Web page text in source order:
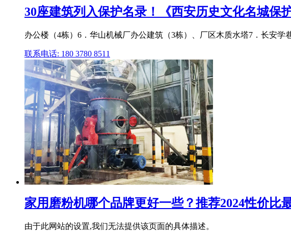
30座建筑列入保护名录！《西安历史文化名城保
办公楼（4栋）6．华山机械厂办公建筑（3栋）、厂区木质水塔7．长安
联系电话: 180 3780 8511
家用磨粉机哪个品牌更好一些？推荐2024性价比
由于此网站的设置,我们无法提供该页面的具体描述。